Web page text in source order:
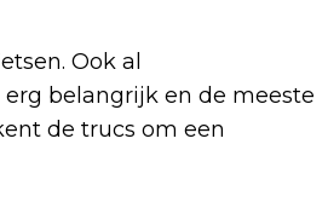
Ook al
belangrijk en de meeste
de trucs om een